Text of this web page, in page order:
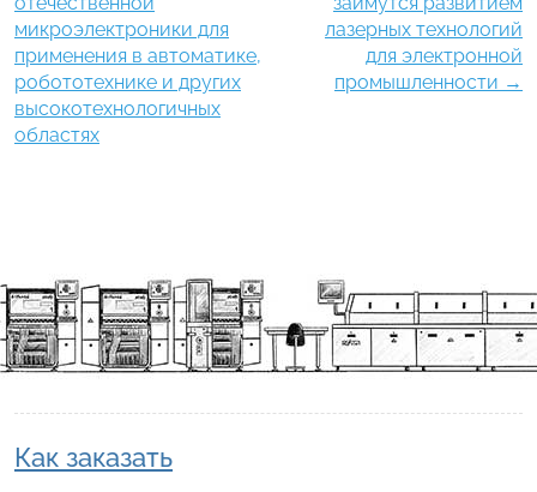
микроэлектроники для
применения в автоматике,
робототехнике и других
высокотехнологичных
областях
лазерных технологий
для электронной
промышленности →
Как заказать